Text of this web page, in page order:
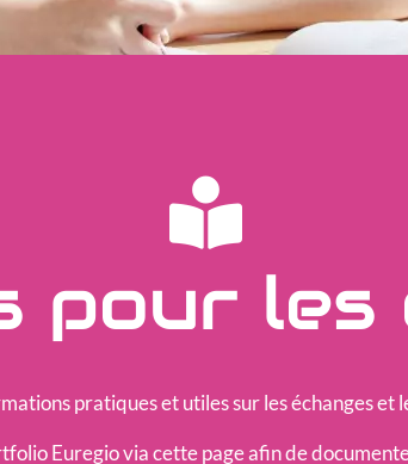
pour les
pratiques et utiles sur les échanges et
Euregio via cette page afin de